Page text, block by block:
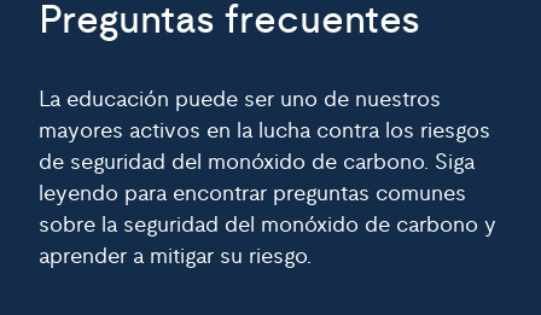
Preguntas frecuentes
La educación puede ser uno de nuestros
mayores activos en la lucha contra los riesgos
de seguridad del monóxido de carbono. Siga
leyendo para encontrar preguntas comunes
sobre la seguridad del monóxido de carbono y
aprender a mitigar su riesgo.